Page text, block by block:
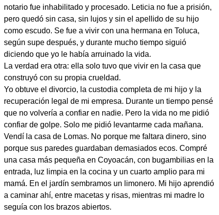
notario fue inhabilitado y procesado. Leticia no fue a prisión,
pero quedó sin casa, sin lujos y sin el apellido de su hijo
como escudo. Se fue a vivir con una hermana en Toluca,
según supe después, y durante mucho tiempo siguió
diciendo que yo le había arruinado la vida.
La verdad era otra: ella solo tuvo que vivir en la casa que
construyó con su propia crueldad.
Yo obtuve el divorcio, la custodia completa de mi hijo y la
recuperación legal de mi empresa. Durante un tiempo pensé
que no volvería a confiar en nadie. Pero la vida no me pidió
confiar de golpe. Solo me pidió levantarme cada mañana.
Vendí la casa de Lomas. No porque me faltara dinero, sino
porque sus paredes guardaban demasiados ecos. Compré
una casa más pequeña en Coyoacán, con bugambilias en la
entrada, luz limpia en la cocina y un cuarto amplio para mi
mamá. En el jardín sembramos un limonero. Mi hijo aprendió
a caminar ahí, entre macetas y risas, mientras mi madre lo
seguía con los brazos abiertos.